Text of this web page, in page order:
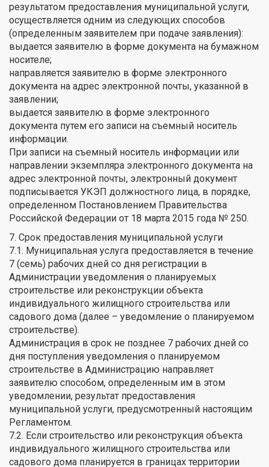
результатом предоставления муниципальной услуги,
осуществляется одним из следующих способов
(определенным заявителем при подаче заявления):
выдается заявителю в форме документа на бумажном
носителе;
направляется заявителю в форме электронного
документа на адрес электронной почты, указанной в
заявлении;
выдается заявителю в форме электронного
документа путем его записи на съемный носитель
информации.
При записи на съемный носитель информации или
направлении экземпляра электронного документа на
адрес электронной почты, электронный документ
подписывается УКЭП должностного лица, в порядке,
определенном Постановлением Правительства
Российской Федерации от 18 марта 2015 года № 250.
7. Срок предоставления муниципальной услуги
7.1. Муниципальная услуга предоставляется в течение
7 (семь) рабочих дней со дня регистрации в
Администрации уведомления о планируемых
строительстве или реконструкции объекта
индивидуального жилищного строительства или
садового дома (далее – уведомление о планируемом
строительстве).
Администрация в срок не позднее 7 рабочих дней со
дня поступления уведомления о планируемом
строительстве в Администрацию направляет
заявителю способом, определенным им в этом
уведомлении, результат предоставления
муниципальной услуги, предусмотренный настоящим
Регламентом.
7.2. Если строительство или реконструкция объекта
индивидуального жилищного строительства или
садового дома планируется в границах территории